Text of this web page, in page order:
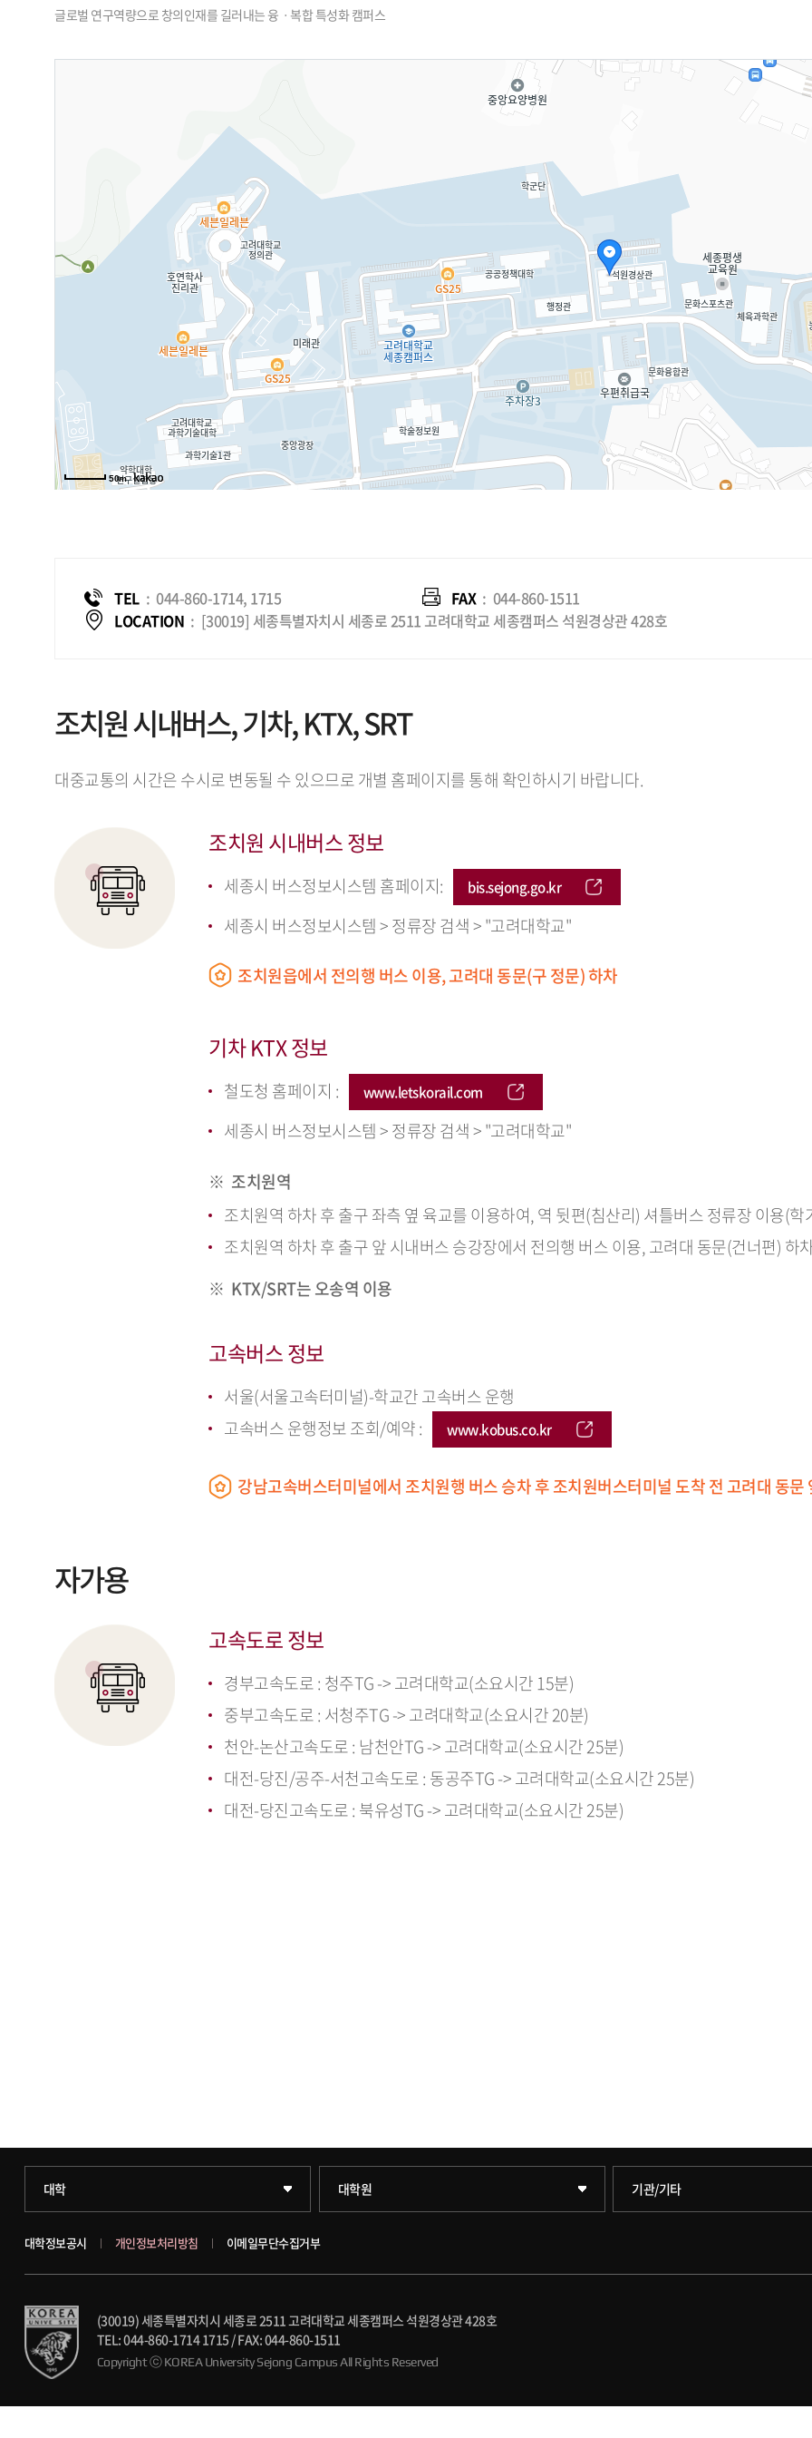
50m
TEL: 044-860-1714, 1715 FAX: 044-860-1511
LOCATION : [30019] 세종특별자치시 세종로 2511 고려대학교 세종캠퍼스 석원경상관 428호
조치원 시내버스, 기차, KTX, SRT
대중교통의 시간은 수시로 변동될 수 있으므로 개별 홈페이지를 통해 확인하시기 바랍니다.
조치원 시내버스 정보
세종시 버스정보시스템 홈페이지: bis.sejong.go.kr
세종시 버스정보시스템 > 정류장 검색 > "고려대학교"
조치원읍에서 전의행 버스 이용, 고려대 동문(구 정문) 하차
기차 KTX 정보
철도청 홈페이지 : www.letskorail.com
세종시 버스정보시스템 > 정류장 검색 > "고려대학교"
조치원역
조치원역 하차 후 출구 좌측 옆 육교를 이용하여, 역 뒷편(침산리) 셔틀버스 정류장 이용(학
조치원역 하차 후 출구 앞 시내버스 승강장에서 전의행 버스 이용, 고려대 동문(건너편) 하
KTX/SRT는 오송역 이용
고속버스 정보
서울(서울고속터미널)-학교간 고속버스 운행
고속버스 운행정보 조회/예약 :
www.kobus.co.kr
강남고속버스터미널에서 조치원행 버스 승차 후 조치원버스터미널 도착 전 고려대 동문
자가용
고속도로 정보
경부고속도로 : 청주TG -> 고려대학교(소요시간 15분)
중부고속도로 : 서청주TG -> 고려대학교(소요시간 20분)
천안-논산고속도로 : 남천안TG -> 고려대학교(소요시간 25분)
대전-당진/공주-서천고속도로 : 동공주TG -> 고려대학교(소요시간 25분)
대전-당진고속도로 : 북유성TG -> 고려대학교(소요시간 25분)
대학
과학기술대학
글로벌비즈니스대학
공공정책대학
문화스포츠대학
대학원
일반대학원
창업경영대학원
행정전문대학원
융합과학대학원
기관/기타
학술정보원(도서관)
호연학사
대학정보공시 개인정보처리방침 이메일무단수집거부
(30019) 세종특별자치시 세종로 2511 고려대학교 세종캠퍼스 석원경상관 428호
TEL: 044-860-1714 1715 /FAX: 044-860-1511
Copyright ⓒ KOREA University Sejong Campus All Rights Reserved